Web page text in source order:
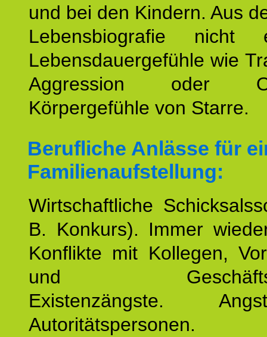
und bei den Kindern. Aus
Lebensbiografie nicht
Lebensdauergefühle wie
Aggression oder
Körpergefühle von Starre.
Berufliche Anlässe für
Familienaufstellung:
Wirtschaftliche
B. Konkurs). Immer
Konflikte mit Kollegen,
und
Existenzängste.
Autoritätspersonen.